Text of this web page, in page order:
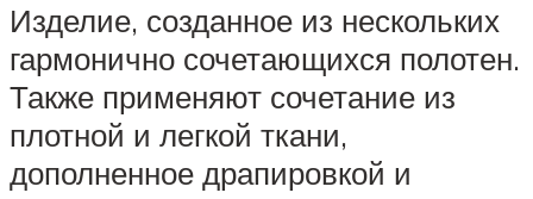
Изделие, созданное из нескольких
гармонично сочетающихся полотен.
Также применяют сочетание из
плотной и легкой ткани,
дополненное драпировкой и